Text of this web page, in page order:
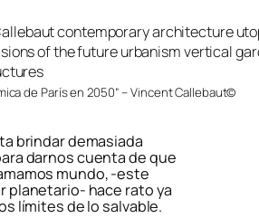
de París en 2050” – Vincent Callebaut©
brindar demasiada
darnos cuenta de que
mundo, -este
planetario- hace rato ya
límites de lo salvable.